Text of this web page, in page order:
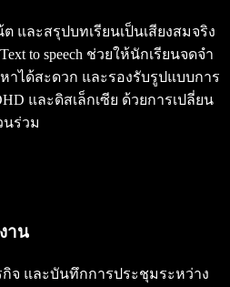
และสรุปบทเรียนเป็นเสียงสมจริง
to speech ช่วยให้นักเรียนจดจำ
าได้สะดวก และรองรับรูปแบบการ
และดิสเล็กเซีย ด้วยการเปลี่ยน
นร่วม
าน
กิจ และบันทึกการประชุมระหว่าง